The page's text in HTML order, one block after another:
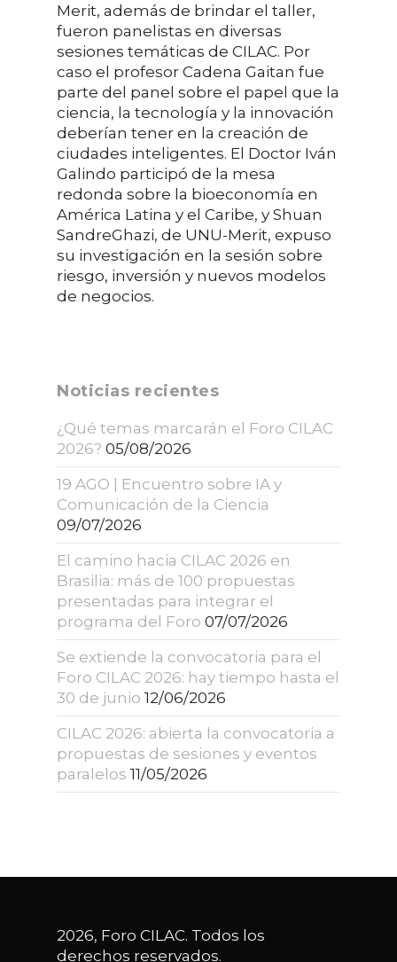
Merit, además de brindar el taller,
fueron panelistas en diversas
sesiones temáticas de CILAC. Por
caso el profesor Cadena Gaitan fue
parte del panel sobre el papel que la
ciencia, la tecnología y la innovación
deberían tener en la creación de
ciudades inteligentes. El Doctor Iván
Galindo participó de la mesa
redonda sobre la bioeconomía en
América Latina y el Caribe, y Shuan
SandreGhazi, de UNU-Merit, expuso
su investigación en la sesión sobre
riesgo, inversión y nuevos modelos
de negocios.
Noticias recientes
¿Qué temas marcarán el Foro CILAC
2026? 05/08/2026
19 AGO | Encuentro sobre IA y
Comunicación de la Ciencia
09/07/2026
El camino hacia CILAC 2026 en
Brasilia: más de 100 propuestas
presentadas para integrar el
programa del Foro 07/07/2026
Se extiende la convocatoria para el
Foro CILAC 2026: hay tiempo hasta el
30 de junio 12/06/2026
CILAC 2026: abierta la convocatoria a
propuestas de sesiones y eventos
paralelos 11/05/2026
2026, Foro CILAC. Todos los
derechos reservados.